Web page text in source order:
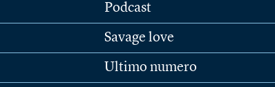
Podcast
Savage love
Ultimo numero